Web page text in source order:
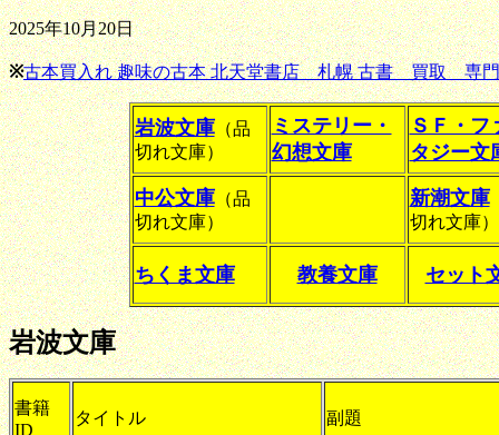
2025年10月20日
※古本買入れ 趣味の古本 北天堂書店 札幌 古書 買取 専門
岩波文庫（品
切れ文庫）
ミステリー・
幻想文庫
ＳＦ・フ
タジー文
中公文庫（品
切れ文庫）
新潮文庫
切れ文庫）
ちくま文庫 教養文庫 セット
岩波文庫
書籍
ID
タイトル 副題